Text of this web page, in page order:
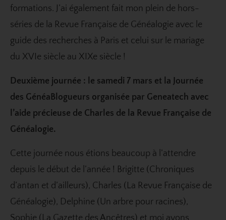
formations. J’ai également fait mon plein de hors-
séries de la Revue Française de Généalogie avec le
guide des recherches à Paris et celui sur le mariage
du XVIe siècle au XIXe siècle !
Deuxième journée : le samedi 7 mars et la Journée
des GénéaBlogueurs organisée par Geneatech avec
l’aide précieuse de Charles de la Revue Française de
Généalogie.
Cette journée nous étions beaucoup à l’attendre
depuis le début de l’année ! Brigitte (Chroniques
d’antan et d’ailleurs), Charles ( La Revue Française de
Généalogie), Delphine ( Un arbre pour racines),
Sophie ( La Gazette des Ancêtres) et moi avons